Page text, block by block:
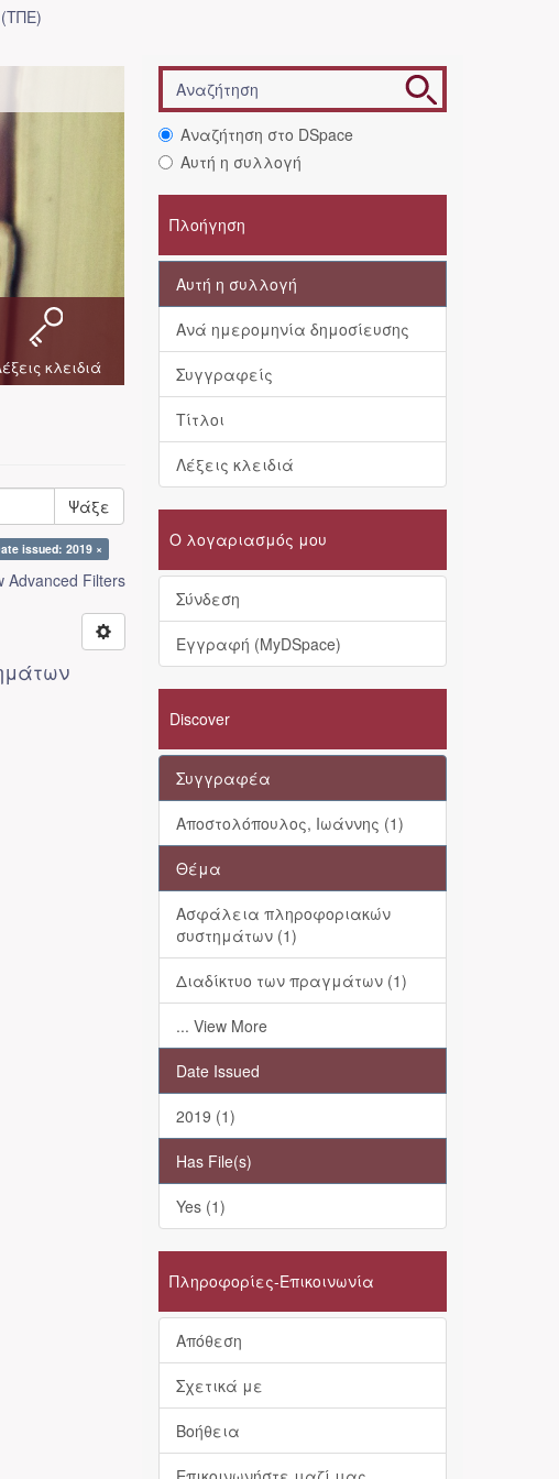
κλειδιά
Ψάξε
issued: 2019 ×
Advanced Filters
Αναζήτηση στο DSpace
Αυτή η συλλογή
Πλοήγηση
Αυτή η συλλογή
Ανά ημερομηνία δημοσίευσης
Συγγραφείς
Τίτλοι
Λέξεις κλειδιά
Ο λογαριασμός μου
Σύνδεση
Εγγραφή (MyDSpace)
Discover
Συγγραφέα
Αποστολόπουλος, Ιωάννης (1)
Θέμα
Ασφάλεια πληροφοριακών
συστημάτων (1)
Διαδίκτυο των πραγμάτων (1)
... View More
Date Issued
2019 (1)
Has File(s)
Yes (1)
Πληροφορίες-Επικοινωνία
Απόθεση
Σχετικά με
Βοήθεια